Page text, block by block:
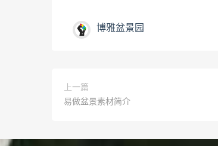
博雅盆景园
上一篇
易做盆景素材简介